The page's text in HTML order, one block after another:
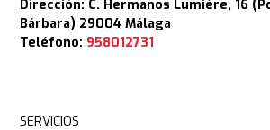
Dirección: C. Hermanos Lumière, 16
Bárbara) 29004 Málaga
Teléfono: 958012731
SERVICIOS